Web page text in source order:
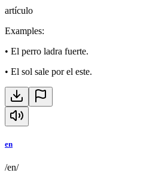
artículo
Examples:
• El perro ladra fuerte.
• El sol sale por el este.
en
/en/